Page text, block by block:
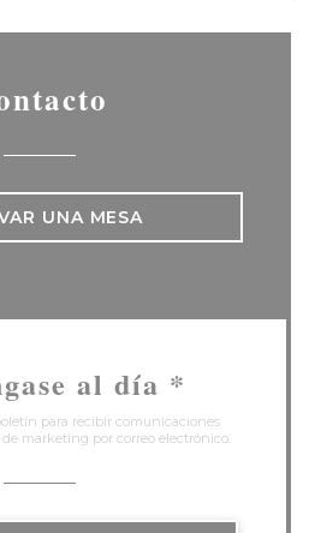
UNA MESA
al día *
para recibir comunicaciones
marketing por correo electrónico.